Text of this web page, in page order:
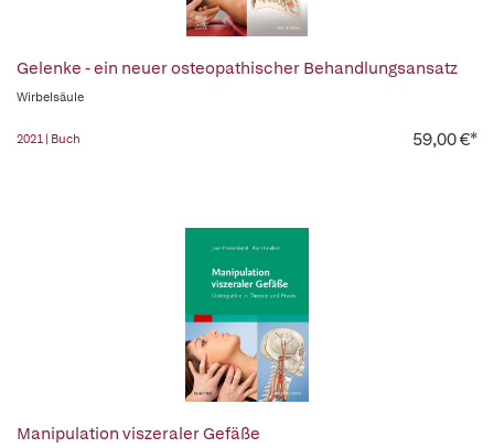
Gelenke - ein neuer osteopathischer Behandlungsansatz
Wirbelsäule
2021 | Buch 59,00 €*
Manipulation viszeraler Gefäße